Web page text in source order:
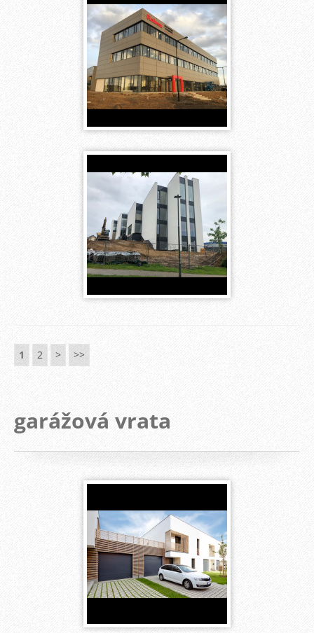
1 2 > >>
garážová vrata